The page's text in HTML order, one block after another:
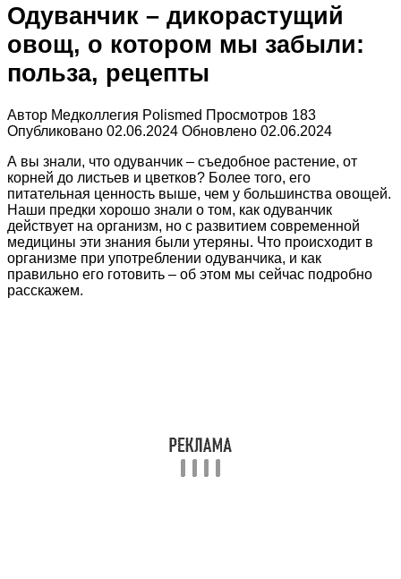
Одуванчик – дикорастущий
овощ, о котором мы забыли:
польза, рецепты
Автор Медколлегия Polismed Просмотров 183
Опубликовано 02.06.2024 Обновлено 02.06.2024
А вы знали, что одуванчик – съедобное растение, от
корней до листьев и цветков? Более того, его
питательная ценность выше, чем у большинства овощей.
Наши предки хорошо знали о том, как одуванчик
действует на организм, но с развитием современной
медицины эти знания были утеряны. Что происходит в
организме при употреблении одуванчика, и как
правильно его готовить – об этом мы сейчас подробно
расскажем.